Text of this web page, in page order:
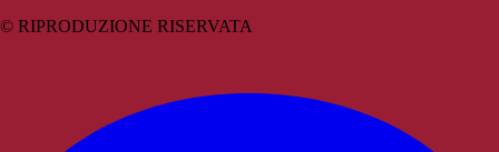
© RIPRODUZIONE RISERVATA